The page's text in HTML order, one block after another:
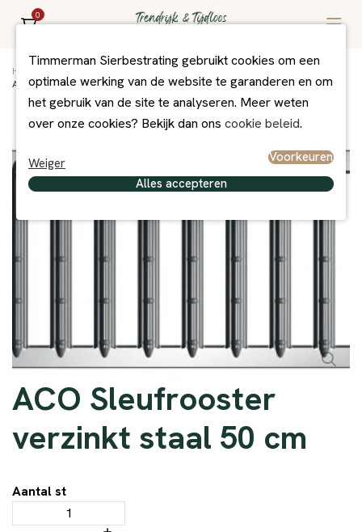
0
Home / Afwaterings artikelen
ACO Sleufrooster verzinkt staal 50 cm
ACO Sleufrooster
verzinkt staal 50 cm
Aantal st
Timmerman Sierbestrating gebruikt cookies om een
optimale werking van de website te garanderen en om
het gebruik van de site te analyseren. Meer weten
over onze cookies? Bekijk dan ons cookie beleid.
Weiger
Voorkeuren
Alles accepteren